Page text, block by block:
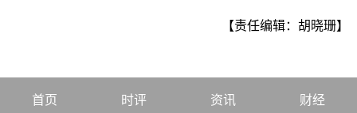
【责任编辑：胡晓珊】
首页 时评 资讯 财经